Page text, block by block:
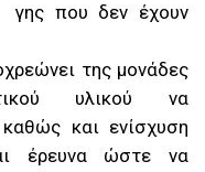
γης που δεν έχουν
της μονάδες
υλικού να
και ενίσχυση
έρευνα ώστε να